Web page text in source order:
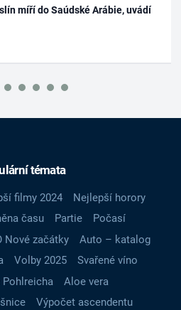
míří do Saúdské Arábie, uvádí
témata
filmy 2024
Nejlepší horory
času Partie
Počasí
Nové začátky
Auto – katalog
Volby 2025
Svařené víno
Pohlreicha
Aloe vera
Výpočet ascendentu